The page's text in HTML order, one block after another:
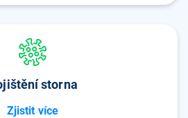
storna
Zjistit více